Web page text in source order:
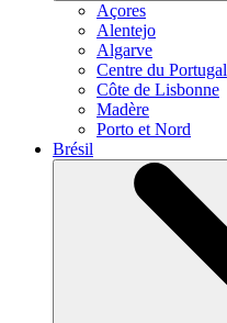
Açores
Alentejo
Algarve
Centre du Portugal
Côte de Lisbonne
Madère
Porto et Nord
Brésil